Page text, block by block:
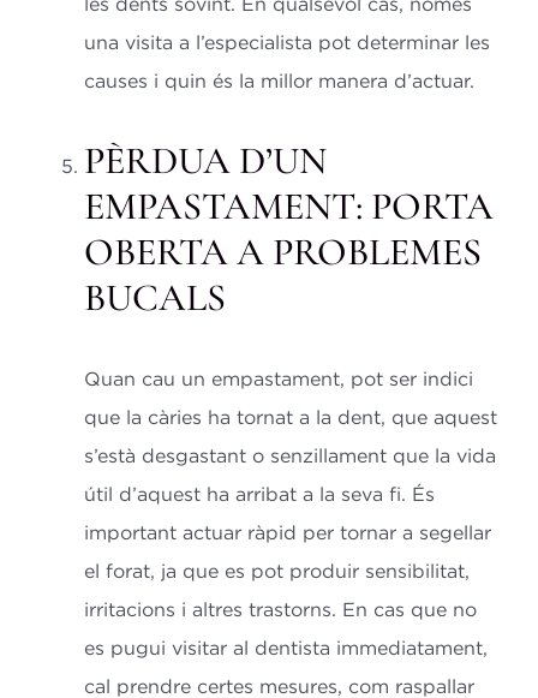
una visita a l’especialista pot determinar les
causes i quin és la millor manera d’actuar.
PÈRDUA D’UN
EMPASTAMENT: PORTA
OBERTA A PROBLEMES
BUCALS
Quan cau un empastament, pot ser indici
que la càries ha tornat a la dent, que aquest
s’està desgastant o senzillament que la vida
útil d’aquest ha arribat a la seva fi. És
important actuar ràpid per tornar a segellar
el forat, ja que es pot produir sensibilitat,
irritacions i altres trastorns. En cas que no
es pugui visitar al dentista immediatament,
cal prendre certes mesures, com raspallar